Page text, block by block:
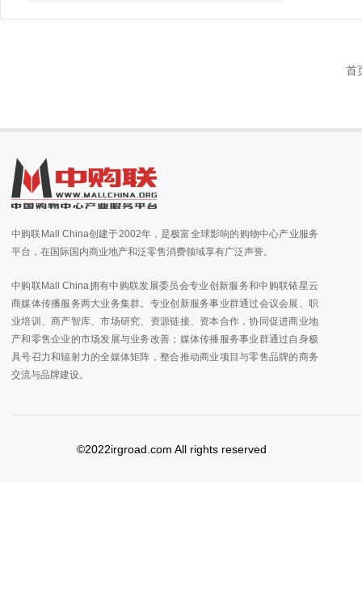
首
中购联Mall China创建于2002年，是极富全球影响的购物中心产业服务
平台，在国际国内商业地产和泛零售消费领域享有广泛声誉。
中购联Mall China拥有中购联发展委员会专业创新服务和中购联铱星云
商媒体传播服务两大业务集群。专业创新服务事业群通过会议会展、职
业培训、商产智库、市场研究、资源链接、资本合作，协同促进商业地
产和零售企业的市场发展与业务改善；媒体传播服务事业群通过自身极
具号召力和辐射力的全媒体矩阵，整合推动商业项目与零售品牌的商务
交流与品牌建设。
©2022irgroad.com All rights reserved